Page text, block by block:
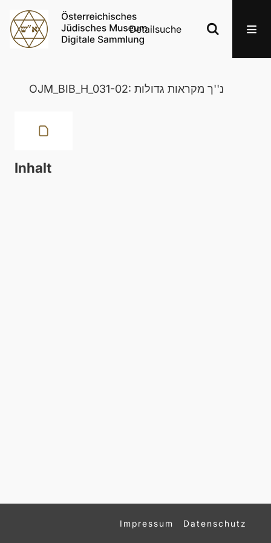
Detailsuche
OJM_BIB_H_031-02: נ''ך מקראות גדולות
Inhalt
Impressum Datenschutz